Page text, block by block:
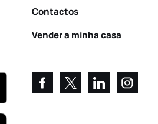
Contactos
Vender a minha casa